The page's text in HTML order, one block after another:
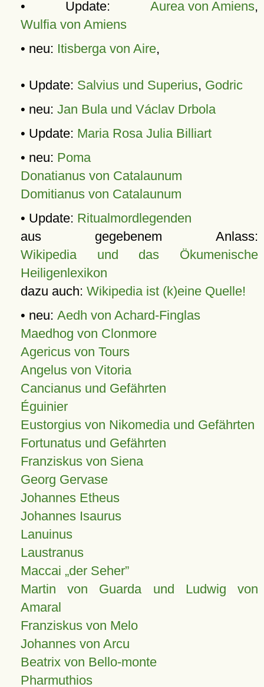
• Update: Aurea von Amiens,
Wulfia von Amiens
• neu: Itisberga von Aire,
• Update: Salvius und Superius, Godric
• neu: Jan Bula und Václav Drbola
• Update: Maria Rosa Julia Billiart
• neu: Poma
Donatianus von Catalaunum
Domitianus von Catalaunum
• Update: Ritualmordlegenden
aus gegebenem Anlass:
Wikipedia und das Ökumenische
Heiligenlexikon
dazu auch: Wikipedia ist (k)eine Quelle!
• neu: Aedh von Achard-Finglas
Maedhog von Clonmore
Agericus von Tours
Angelus von Vitoria
Cancianus und Gefährten
Éguinier
Eustorgius von Nikomedia und Gefährten
Fortunatus und Gefährten
Franziskus von Siena
Georg Gervase
Johannes Etheus
Johannes Isaurus
Lanuinus
Laustranus
Maccai „der Seher”
Martin von Guarda und Ludwig von
Amaral
Franziskus von Melo
Johannes von Arcu
Beatrix von Bello-monte
Pharmuthios